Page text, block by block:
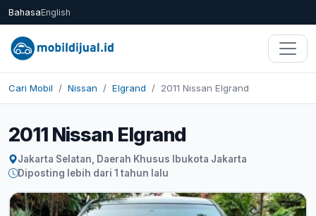
BahasaEnglish
Cari Mobil Nissan Elgrand 2011 Nissan Elgrand
2011 Nissan Elgrand
Jakarta Selatan, Daerah Khusus Ibukota Jakarta
Diposting lebih dari 1 tahun lalu